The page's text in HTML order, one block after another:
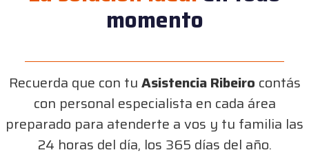
momento
Recuerda que con tuAsistencia Ribeiro contás
con personal especialista en cada área
preparado para atenderte a vos y tu familia las
24 horas del día, los 365 días del año.